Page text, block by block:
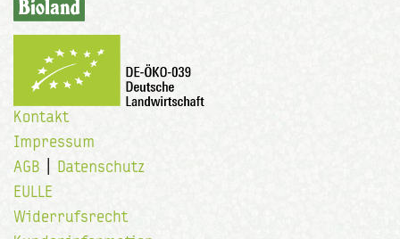
Kontakt
Impressum
AGB
Datenschutz
EULLE
Widerrufsrecht